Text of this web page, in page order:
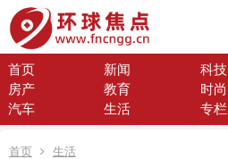
首页 新闻 科技
房产
教育 时尚
汽车
生活 专栏
首页 生活